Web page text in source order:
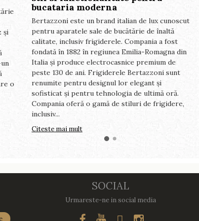
și
o
bucataria moderna
Bertazzoni este un brand italian de lux cunoscut
pentru aparatele sale de bucătărie de înaltă
calitate, inclusiv frigiderele. Compania a fost
fondată în 1882 în regiunea Emilia-Romagna din
Italia și produce electrocasnice premium de
peste 130 de ani. Frigiderele Bertazzoni sunt
renumite pentru designul lor elegant și
sofisticat și pentru tehnologia de ultimă oră.
Compania oferă o gamă de stiluri de frigidere,
inclusiv...
Citeste mai mult
SOCIAL
Urmareste-ne in social media